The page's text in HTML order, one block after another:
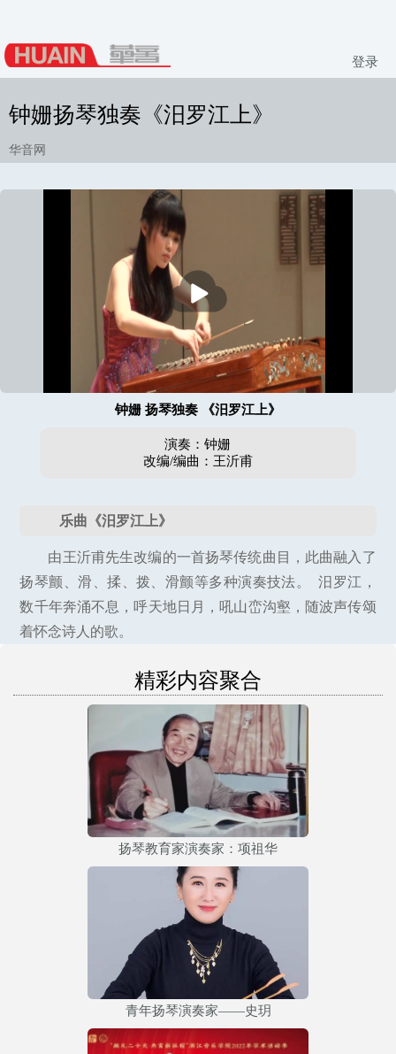
登录
钟姗扬琴独奏《汨罗江上》
华音网
放
钟姗 扬琴独奏 《汨罗江上》
演奏：钟姗
改编/编曲：王沂甫
乐曲《汨罗江上》
由王沂甫先生改编的一首扬琴传统曲目，此曲融入了
扬琴颤、滑、揉、拨、滑颤等多种演奏技法。 汨罗江，
数千年奔涌不息，呼天地日月，吼山峦沟壑，随波声传颂
着怀念诗人的歌。
精彩内容聚合
扬琴教育家演奏家：项祖华
青年扬琴演奏家——史玥